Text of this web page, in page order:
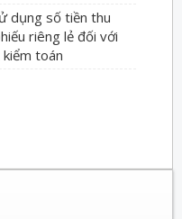
dụng số tiền thu
riêng lẻ đối với
toán